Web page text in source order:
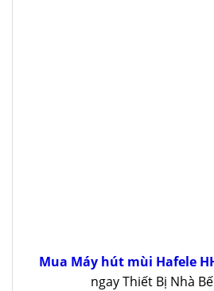
Mua Máy hút mùi Hafele
ngay Thiết Bị Nhà